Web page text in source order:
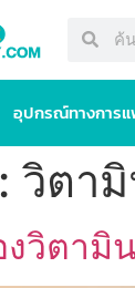
อุปกรณ์ทางการ
วิตา
วิตามิ